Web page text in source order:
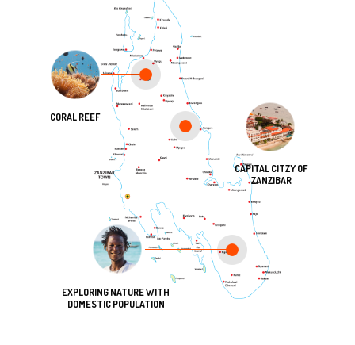
CAPITAL CITZY OF
ZANZIBAR
CORAL REEF
EXPLORING NATURE WITH
DOMESTIC POPULATION